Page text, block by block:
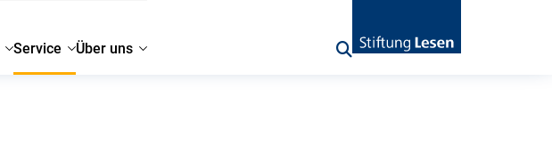
Service Über uns